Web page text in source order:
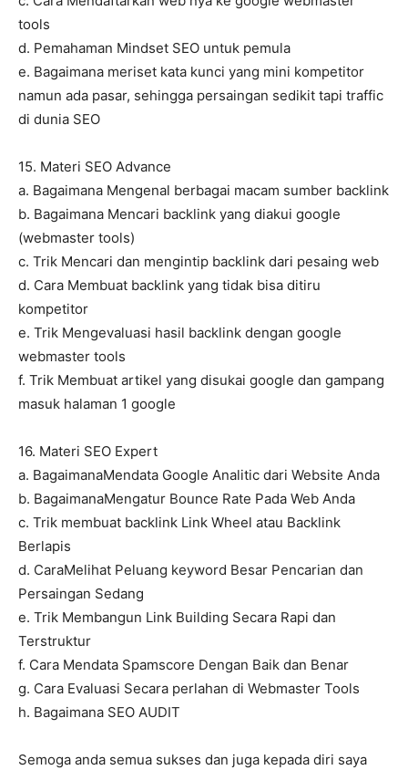
tools
d. Pemahaman Mindset SEO untuk pemula
e. Bagaimana meriset kata kunci yang mini kompetitor
namun ada pasar, sehingga persaingan sedikit tapi traffic
di dunia SEO
15. Materi SEO Advance
a. Bagaimana Mengenal berbagai macam sumber backlink
b. Bagaimana Mencari backlink yang diakui google
(webmaster tools)
c. Trik Mencari dan mengintip backlink dari pesaing web
d. Cara Membuat backlink yang tidak bisa ditiru
kompetitor
e. Trik Mengevaluasi hasil backlink dengan google
webmaster tools
f. Trik Membuat artikel yang disukai google dan gampang
masuk halaman 1 google
16. Materi SEO Expert
a. BagaimanaMendata Google Analitic dari Website Anda
b. BagaimanaMengatur Bounce Rate Pada Web Anda
c. Trik membuat backlink Link Wheel atau Backlink
Berlapis
d. CaraMelihat Peluang keyword Besar Pencarian dan
Persaingan Sedang
e. Trik Membangun Link Building Secara Rapi dan
Terstruktur
f. Cara Mendata Spamscore Dengan Baik dan Benar
g. Cara Evaluasi Secara perlahan di Webmaster Tools
h. Bagaimana SEO AUDIT
Semoga anda semua sukses dan juga kepada diri saya